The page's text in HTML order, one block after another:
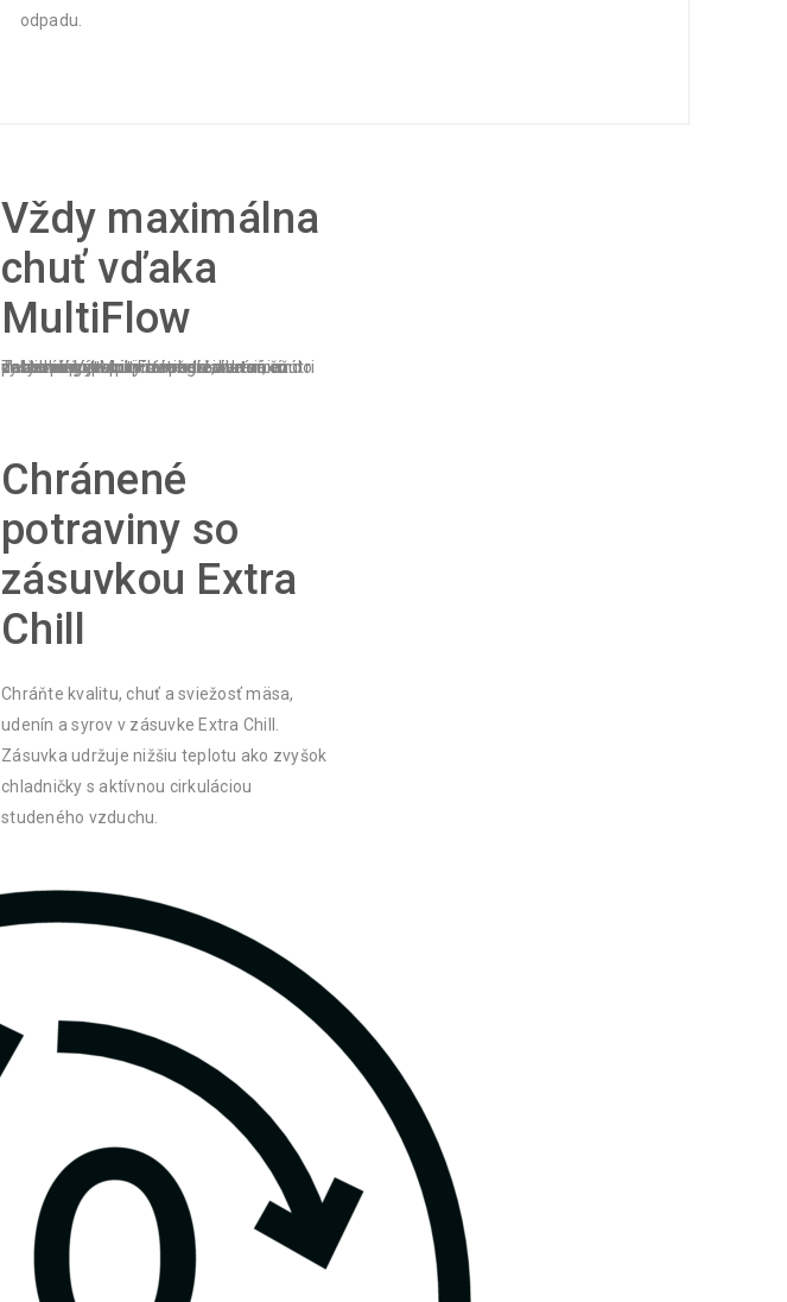
odpadu.
Vždy maximálna
chuť vďaka
MultiFlow
Technológia MultiFlow udržiava vo vnútri chladničky stabilnú teplotu a bráni vysychaniu potravín a ingrediencií, čím zabezpečuje optimálne skladovanie potravín. Vytvorí prostredie, v ktorom zostanú potraviny svieže a chutné až do ďalšieho nákupu.
Chránené
potraviny so
zásuvkou Extra
Chill
Chráňte kvalitu, chuť a sviežosť mäsa,
udenín a syrov v zásuvke Extra Chill.
Zásuvka udržuje nižšiu teplotu ako zvyšok
chladničky s aktívnou cirkuláciou
studeného vzduchu.